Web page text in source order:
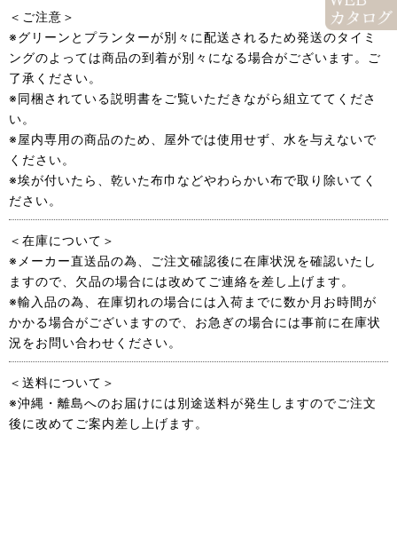
＜ご注意＞
※グリーンとプランターが別々に配送されるため発送のタイミ
ングのよっては商品の到着が別々になる場合がございます。ご
了承ください。
※同梱されている説明書をご覧いただきながら組立ててくださ
い。
※屋内専用の商品のため、屋外では使用せず、水を与えないで
ください。
※埃が付いたら、乾いた布巾などやわらかい布で取り除いてく
ださい。
＜在庫について＞
※メーカー直送品の為、ご注文確認後に在庫状況を確認いたし
ますので、欠品の場合には改めてご連絡を差し上げます。
※輸入品の為、在庫切れの場合には入荷までに数か月お時間が
かかる場合がございますので、お急ぎの場合には事前に在庫状
況をお問い合わせください。
＜送料について＞
※沖縄・離島へのお届けには別途送料が発生しますのでご注文
後に改めてご案内差し上げます。